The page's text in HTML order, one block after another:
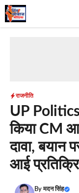
Skip
to
राजनीति
UP
किया CM
दावा, बयान
आई
Byमदन सिंह